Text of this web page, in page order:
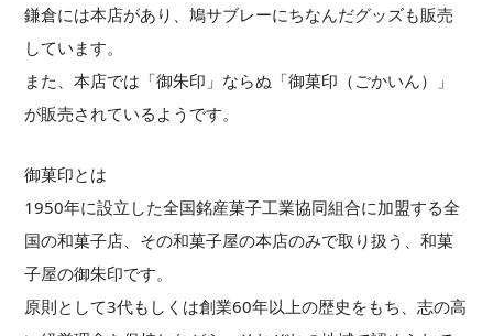
鎌倉には本店があり、鳩サブレーにちなんだグッズも販売
しています。
また、本店では「御朱印」ならぬ「御菓印（ごかいん）」
が販売されているようです。
御菓印とは
1950年に設立した全国銘産菓子工業協同組合に加盟する全
国の和菓子店、その和菓子屋の本店のみで取り扱う、和菓
子屋の御朱印です。
原則として3代もしくは創業60年以上の歴史をもち、志の高